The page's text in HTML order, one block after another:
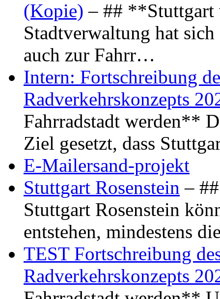
(Kopie) – ## **Stuttgart
Stadtverwaltung hat
auch zur Fahrr…
Intern: Fortschreibung
Radverkehrskonzepts
Fahrradstadt werden**
Ziel gesetzt, dass
E-Mailersand-projekt
Stuttgart Rosenstein –
Stuttgart Rosenstein
entstehen, mindestens
TEST Fortschreibung
Radverkehrskonzepts